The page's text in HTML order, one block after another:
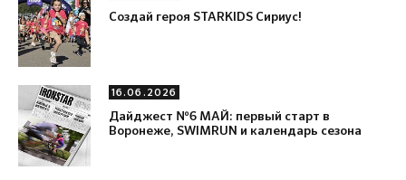
Создай героя STARKIDS Сириус!
16.06.2026
Дайджест №6 МАЙ: первый старт в
Воронеже, SWIMRUN и календарь сезона